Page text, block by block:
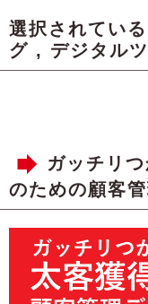
選択されてい
グ , デジタル
ガッチリ
のための顧客